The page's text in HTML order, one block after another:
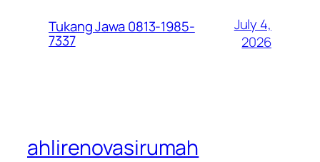
Tukang Jawa 0813-1985-
7337
July 4,
2026
ahlirenovasirumah